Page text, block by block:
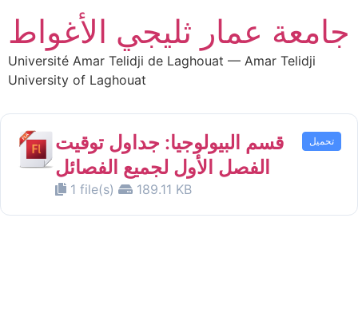
جامعة عمار ثليجي الأغواط
Université Amar Telidji de Laghouat — Amar Telidji
University of Laghouat
قسم البيولوجيا: جداول توقيت
الفصل الأول لجميع الفصائل
1 file(s) 189.11 KB
تحميل